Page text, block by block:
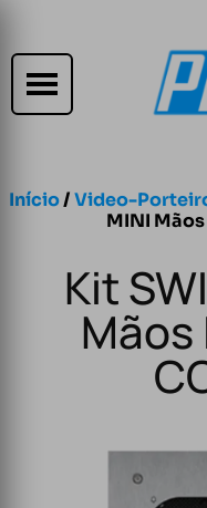
Início/Video-
MINI Mãos
Kit
Mãos